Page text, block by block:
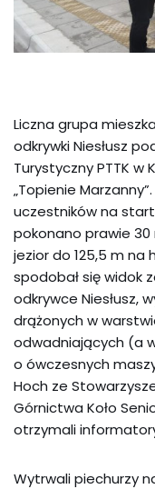
Liczna grupa
odkrywki Niesłusz
Turystyczny PTTK w
„Topienie
uczestników na
pokonano prawie
jezior do 125,5 m na
spodobał się widok
odkrywce Niesłusz,
drążonych w
odwadniających (a
o ówczesnych
Hoch ze
Górnictwa Koło
otrzymali
Wytrwali piechurzy